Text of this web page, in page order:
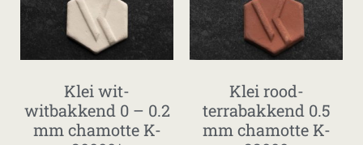
Klei wit-
witbakkend 0 – 0.2
mm chamotte K-
Klei rood-
terrabakkend 0.5
mm chamotte K-